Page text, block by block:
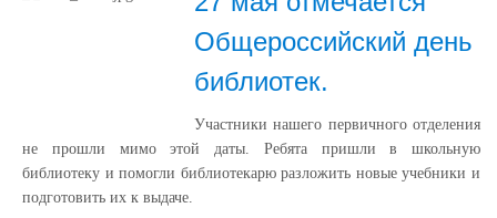
Общероссийский день
библиотек.
Участники нашего первичного отделения
не прошли мимо этой даты. Ребята пришли в школьную
библиотеку и помогли библиотекарю разложить новые учебники и
подготовить их к выдаче.